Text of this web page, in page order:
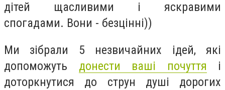
дітей щасливими і яскравими
спогадами. Вони - безцінні))
Ми зібрали 5 незвичайних ідей, які
допоможуть донести ваші почуття і
доторкнутися до струн душі дорогих